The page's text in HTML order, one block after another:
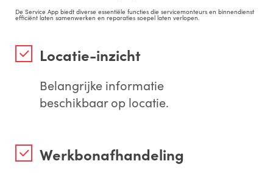
De Service App biedt diverse essentiële functies die servicemonteurs en binnendienst
efficiënt laten samenwerken en reparaties soepel laten verlopen.
Locatie-inzicht
Belangrijke informatie
beschikbaar op locatie.
Werkbonafhandeling